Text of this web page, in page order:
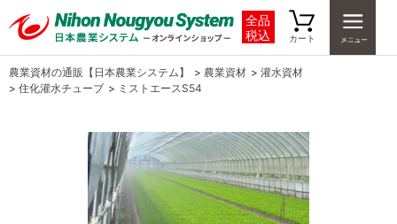
全品
税込
カート
農業資材の通販【日本農業システム】 > 農業資材 > 灌水資材
> 住化灌水チューブ > ミストエースS54